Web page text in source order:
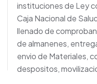
instituciones de Ley
Caja Nacional de
llenado de
de almanenes,
envio de Materiales,
despositos,